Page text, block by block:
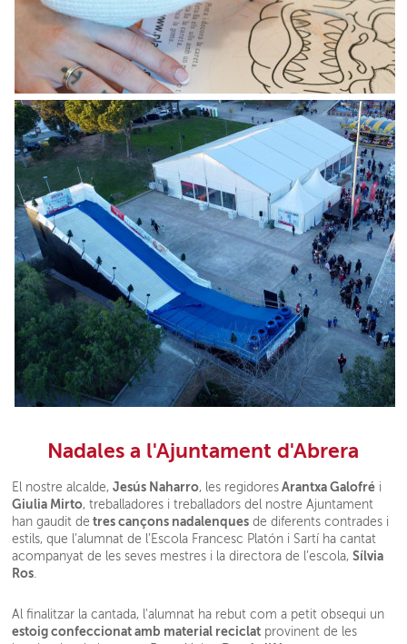
Nadales a l'Ajuntament d'Abrera
El nostre alcalde,Jesús Naharro, les regidores Arantxa Galofré i
Giulia Mirto, treballadores i treballadors del nostre Ajuntament
han gaudit de tres cançons nadalenques de diferents contrades i
estils, que l’alumnat de l’Escola Francesc Platón i Sartí ha cantat
acompanyat de les seves mestres i la directora de l’escola,Sílvia
Ros
Al finalitzar la cantada, l'alumnat ha rebut com a petit obsequi un
estoig confeccionat amb material reciclat provinent de les